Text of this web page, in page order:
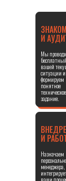
И
Мы
вашей
ситуации и
формируем
понятное
техническое
задание.
И
Назначаем
ваши